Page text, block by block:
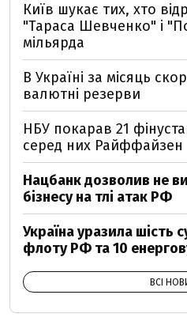
Київ шукає тих, хто
"Тараса Шевченко" і
мільярда
В Україні за місяць
валютні резерви
НБУ покарав 21
серед них Райффайзен
Нацбанк дозволив не
бізнесу на тлі атак РФ
Україна уразила шість
флоту РФ та 10
ВСІ